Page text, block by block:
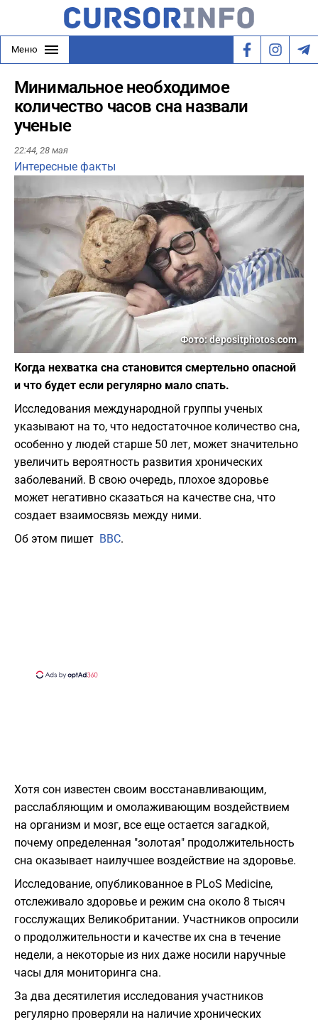
Меню
Минимальное необходимое
количество часов сна назвали
ученые
22:44, 28 мая
Интересные факты
Фото: depositphotos.com
Когда нехватка сна становится смертельно опасной
и что будет если регулярно мало спать.
Исследования международной группы ученых
указывают на то, что недостаточное количество сна,
особенно у людей старше 50 лет, может значительно
увеличить вероятность развития хронических
заболеваний. В свою очередь, плохое здоровье
может негативно сказаться на качестве сна, что
создает взаимосвязь между ними.
Об этом пишет ВВС.
Хотя сон известен своим восстанавливающим,
расслабляющим и омолаживающим воздействием
на организм и мозг, все еще остается загадкой,
почему определенная "золотая" продолжительность
сна оказывает наилучшее воздействие на здоровье.
Исследование, опубликованное в PLoS Medicine,
отслеживало здоровье и режим сна около 8 тысяч
госслужащих Великобритании. Участников опросили
о продолжительности и качестве их сна в течение
недели, а некоторые из них даже носили наручные
часы для мониторинга сна.
За два десятилетия исследования участников
регулярно проверяли на наличие хронических